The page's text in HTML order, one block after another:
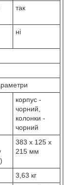
так
ні
корпус -
чорний,
колонки -
чорний
383 x 125 x
215 мм
3,63 кг